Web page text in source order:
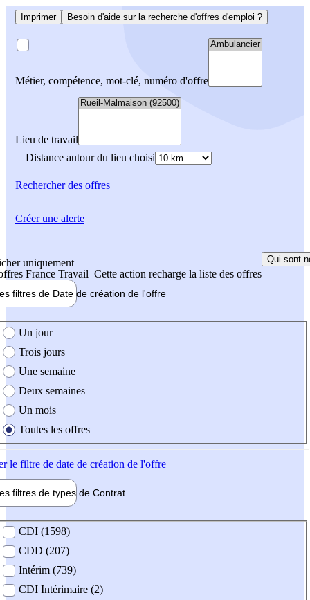
Imprimer Besoin d'aide sur la recherche d'offres d'emploi ?
Métier, compétence, mot-clé, numéro d'offre
Lieu de travail
Distance autour du lieu choisi
Rechercherdes offres
uniquement
France Travail Cette action recharge la liste des offres
Qui sont
filtres de Date de création de l'offre
création de l'offre
Un jour
Trois jours
Une semaine
Deux semaines
Un mois
Toutes les offres
le filtre de date de création de l'offre
filtres de types de Contrat
contrat
CDI (1598)
CDD (207)
Intérim (739)
CDI Intérimaire (2)
Créer une alerte